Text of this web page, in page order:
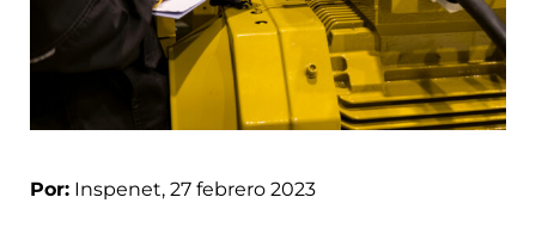
Por: Inspenet, 27 febrero 2023